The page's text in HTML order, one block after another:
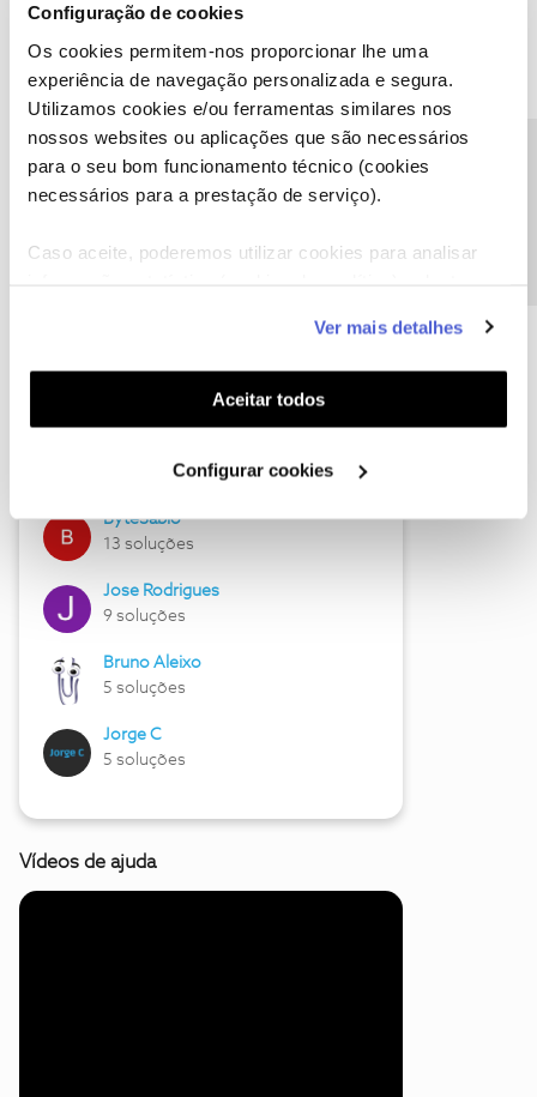
Configuração de cookies
Os cookies permitem-nos proporcionar lhe uma
experiência de navegação personalizada e segura.
Utilizamos cookies e/ou ferramentas similares nos
nossos websites ou aplicações que são necessários
para o seu bom funcionamento técnico (cookies
necessários para a prestação de serviço).
Caso aceite, poderemos utilizar cookies para analisar
funcionalidades (cookies de personalização e
funcionalidade) e adaptar anúncios aos seus interesses
(cookies de publicidade personalizada). Pode gerir a
utilização dos cookies clicando em "Configurar
Ver mais detalhes
Aceitar todos
Configurar cookies
Descubra as novidades de julho
Hall of Fame de julho
17 soluções
ByteSábio
13 soluções
Jose Rodrigues
9 soluções
Bruno Aleixo
5 soluções
Jorge C
5 soluções
Vídeos de ajuda